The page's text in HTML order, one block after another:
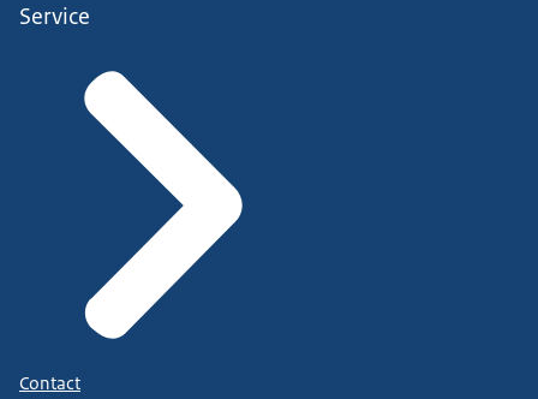
Service
Contact